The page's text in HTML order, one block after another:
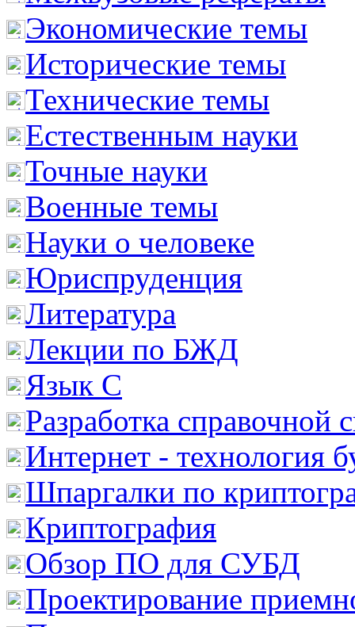
Экономические темы
Исторические темы
Технические темы
Естественным науки
Точные науки
Военные темы
Науки о человеке
Юриспруденция
Литература
Лекции по БЖД
Язык С
Разработка справочной
Интернет - технология
Шпаргалки по
Криптография
Обзор ПО для СУБД
Проектирование